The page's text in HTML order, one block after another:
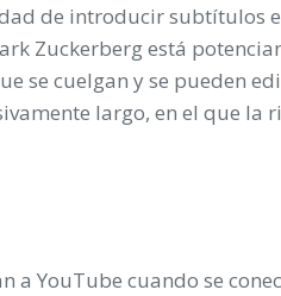
de introducir subtítulos
Zuckerberg está
se cuelgan y se pueden
largo, en el que la
a YouTube cuando se